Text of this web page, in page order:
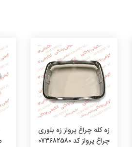
زه کله چراغ پرواز زه بلوری
چراغ پرواز کد 073682580